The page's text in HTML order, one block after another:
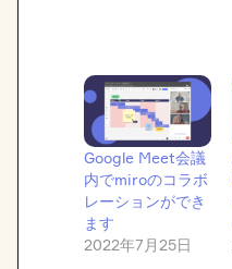
Google Meet会議
内でmiroのコラボ
レーションができ
ます
2022年7月25日